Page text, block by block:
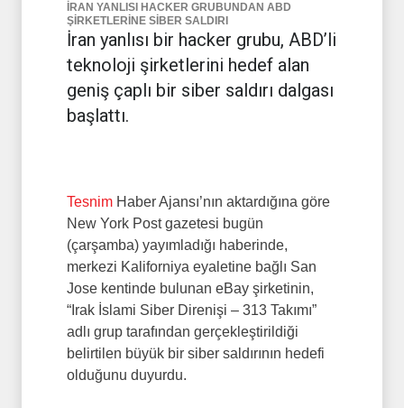
İRAN YANLISI HACKER GRUBUNDAN ABD
ŞİRKETLERİNE SİBER SALDIRI
İran yanlısı bir hacker grubu, ABD’li
teknoloji şirketlerini hedef alan
geniş çaplı bir siber saldırı dalgası
başlattı.
Tesnim Haber Ajansı’nın aktardığına göre
New York Post gazetesi bugün
(çarşamba) yayımladığı haberinde,
merkezi Kaliforniya eyaletine bağlı San
Jose kentinde bulunan eBay şirketinin,
“Irak İslami Siber Direnişi – 313 Takımı”
adlı grup tarafından gerçekleştirildiği
belirtilen büyük bir siber saldırının hedefi
olduğunu duyurdu.